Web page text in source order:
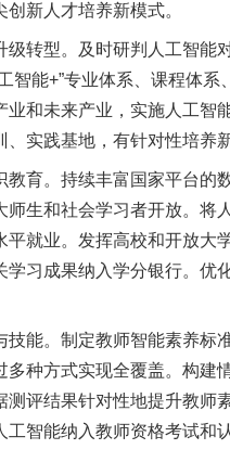
新人才培养新模式。
型。及时研判人工智能
智能+”专业体系、课程体
和未来产业，实施人工
实践基地，有针对性培养
。持续丰富国家平台的
生和社会学习者开放。将
就业。发挥高校和开放
习成果纳入学分银行。
。制定教师智能素养标
种方式实现全覆盖。构
评结果针对性地提升教
智能纳入教师资格考试